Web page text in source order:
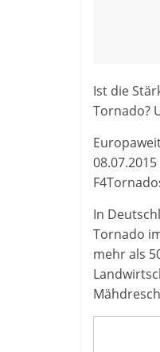
Ist die
Tornado?
In
Tornado
mehr als